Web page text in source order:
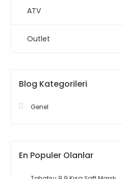
ATV
Outlet
Blog Kategorileri
Genel
En Populer Olanlar